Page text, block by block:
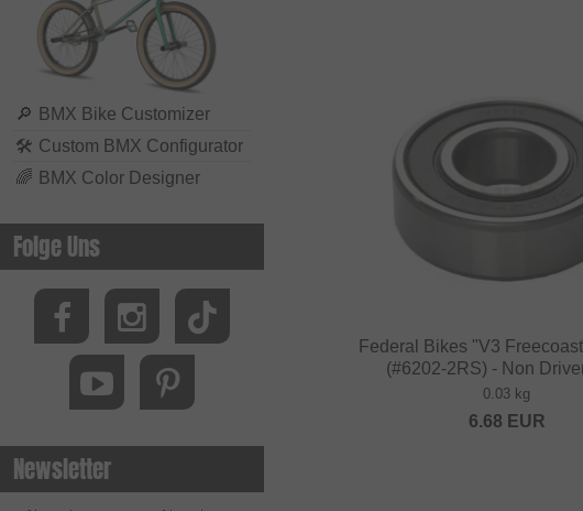
🔎 BMX Bike Customizer
🛠 Custom BMX Configurator
🌈 BMX Color Designer
Folge Uns
Newsletter
Federal Bikes "V3
(#6202-2RS) - Non
0.03 kg
6.68 EUR